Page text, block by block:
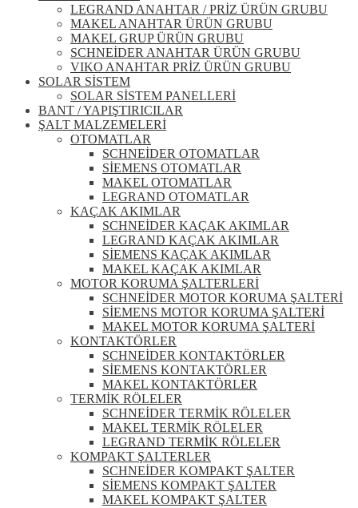
LEGRAND ANAHTAR / PRİZ ÜRÜN GRUBU
MAKEL ANAHTAR ÜRÜN GRUBU
MAKEL GRUP ÜRÜN GRUBU
SCHNEİDER ANAHTAR ÜRÜN GRUBU
VIKO ANAHTAR PRİZ ÜRÜN GRUBU
SOLAR SİSTEM
SOLAR SİSTEM PANELLERİ
BANT / YAPIŞTIRICILAR
ŞALT MALZEMELERİ
OTOMATLAR
SCHNEİDER OTOMATLAR
SİEMENS OTOMATLAR
MAKEL OTOMATLAR
LEGRAND OTOMATLAR
KAÇAK AKIMLAR
SCHNEİDER KAÇAK AKIMLAR
LEGRAND KAÇAK AKIMLAR
SİEMENS KAÇAK AKIMLAR
MAKEL KAÇAK AKIMLAR
MOTOR KORUMA ŞALTERLERİ
SCHNEİDER MOTOR KORUMA ŞALTERİ
SİEMENS MOTOR KORUMA ŞALTERİ
MAKEL MOTOR KORUMA ŞALTERİ
KONTAKTÖRLER
SCHNEİDER KONTAKTÖRLER
SİEMENS KONTAKTÖRLER
MAKEL KONTAKTÖRLER
TERMİK RÖLELER
SCHNEİDER TERMİK RÖLELER
MAKEL TERMİK RÖLELER
LEGRAND TERMİK RÖLELER
KOMPAKT ŞALTERLER
SCHNEİDER KOMPAKT ŞALTER
SİEMENS KOMPAKT ŞALTER
MAKEL KOMPAKT ŞALTER